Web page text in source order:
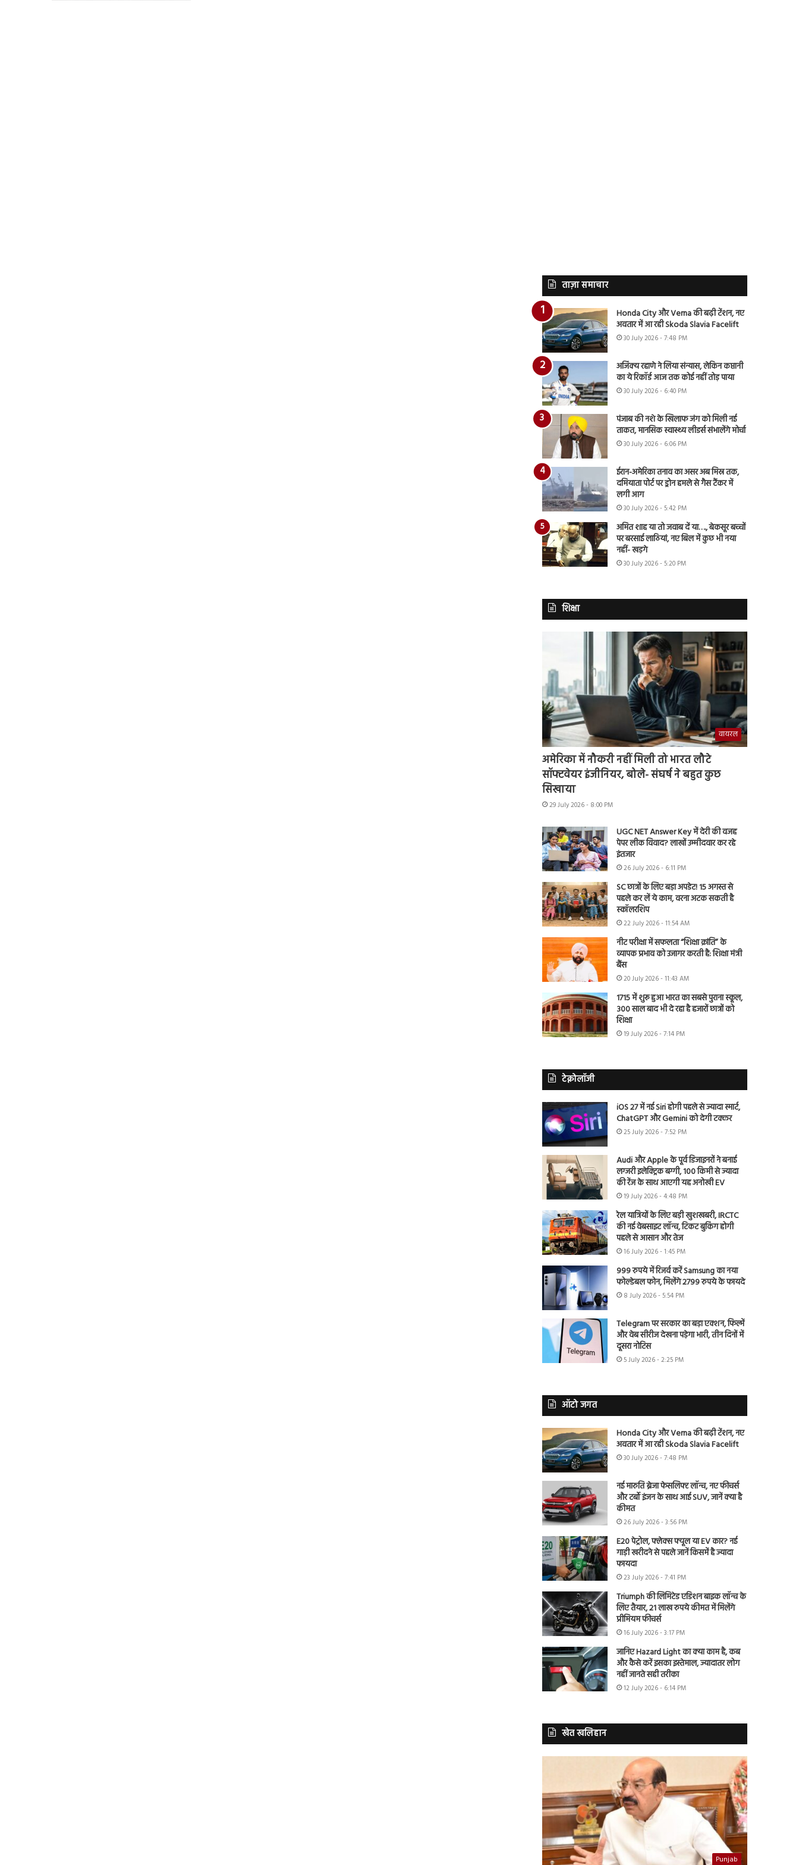
ताज़ा समाचार
Honda City और Verna की बढ़ी टेंशन, नए
अवतार में आ रही Skoda Slavia Facelift
30 July 2026 - 7:48 PM
अजिंक्य रहाणे ने लिया संन्यास, लेकिन कप्तानी
का ये रिकॉर्ड आज तक कोई नहीं तोड़ पाया
30 July 2026 - 6:40 PM
पंजाब की नशे के खिलाफ जंग को मिली नई
ताकत, मानसिक स्वास्थ्य लीडर्स संभालेंगे मोर्चा
30 July 2026 - 6:06 PM
ईरान-अमेरिका तनाव का असर अब मिस्र तक,
दमियाता पोर्ट पर ड्रोन हमले से गैस टैंकर में
लगी आग
30 July 2026 - 5:42 PM
अमित शाह या तो जवाब दें या…., बेकसूर बच्चों
पर बरसाई लाठियां, नए बिल में कुछ भी नया
नहीं- खड़गे
30 July 2026 - 5:20 PM
शिक्षा
वायरल
अमेरिका में नौकरी नहीं मिली तो भारत लौटे
सॉफ्टवेयर इंजीनियर, बोले- संघर्ष ने बहुत कुछ
सिखाया
29 July 2026 - 8:00 PM
UGC NET Answer Key में देरी की वजह
पेपर लीक विवाद? लाखों उम्मीदवार कर रहे
इंतजार
26 July 2026 - 6:11 PM
SC छात्रों के लिए बड़ा अपडेट! 15 अगस्त से
पहले कर लें ये काम, वरना अटक सकती है
स्कॉलरशिप
22 July 2026 - 11:54 AM
नीट परीक्षा में सफलता “शिक्षा क्रांति” के
व्यापक प्रभाव को उजागर करती है: शिक्षा मंत्री
बैंस
20 July 2026 - 11:43 AM
1715 में शुरू हुआ भारत का सबसे पुराना स्कूल,
300 साल बाद भी दे रहा है हजारों छात्रों को
शिक्षा
19 July 2026 - 7:14 PM
टेक्नोलॉजी
iOS 27 में नई Siri होगी पहले से ज्यादा स्मार्ट,
ChatGPT और Gemini को देगी टक्कर
25 July 2026 - 7:52 PM
Audi और Apple के पूर्व डिजाइनरों ने बनाई
लग्जरी इलेक्ट्रिक बग्गी, 100 किमी से ज्यादा
की रेंज के साथ आएगी यह अनोखी EV
19 July 2026 - 4:48 PM
रेल यात्रियों के लिए बड़ी खुशखबरी, IRCTC
की नई वेबसाइट लॉन्च, टिकट बुकिंग होगी
पहले से आसान और तेज
16 July 2026 - 1:45 PM
999 रुपये में रिजर्व करें Samsung का नया
फोल्डेबल फोन, मिलेंगे 2799 रुपये के फायदे
8 July 2026 - 5:54 PM
Telegram पर सरकार का बड़ा एक्शन, फिल्में
और वेब सीरीज देखना पड़ेगा भारी, तीन दिनों में
दूसरा नोटिस
5 July 2026 - 2:25 PM
ऑटो जगत
Honda City और Verna की बढ़ी टेंशन, नए
अवतार में आ रही Skoda Slavia Facelift
30 July 2026 - 7:48 PM
नई मारुति ब्रेजा फेसलिफ्ट लॉन्च, नए फीचर्स
और टर्बो इंजन के साथ आई SUV, जानें क्या है
कीमत
26 July 2026 - 3:56 PM
E20 पेट्रोल, फ्लेक्स फ्यूल या EV कार? नई
गाड़ी खरीदने से पहले जानें किसमें है ज्यादा
फायदा
23 July 2026 - 7:41 PM
Triumph की लिमिटेड एडिशन बाइक लॉन्च के
लिए तैयार, 21 लाख रुपये कीमत में मिलेंगे
प्रीमियम फीचर्स
16 July 2026 - 3:17 PM
जानिए Hazard Light का क्या काम है, कब
और कैसे करें इसका इस्तेमाल, ज्यादातर लोग
नहीं जानते सही तरीका
12 July 2026 - 6:14 PM
खेत खलिहान
Punjab